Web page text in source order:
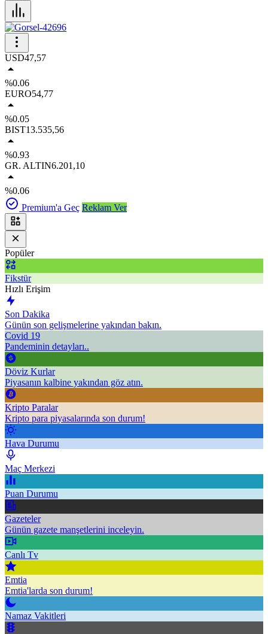
USD47,57
%0.06
EURO54,77
%0.05
BIST13.535,56
%0.93
GR. ALTIN6.201,10
%0.06
Premium'a Geç Reklam Ver
Popüler
Fikstür
Hızlı Erişim
Son Dakika
Günün son gelişmelerine yakından bakın.
Covid 19
Pandeminin detayları..
Döviz Kurlar
Piyasanın kalbine yakından göz atın.
Kripto Paralar
Kripto para piyasalarında son durum!
Hava Durumu
Maç Merkezi
Puan Durumu
Gazeteler
Günün gazete manşetlerini inceleyin.
Canlı Tv
Emtia
Emtia'larda son durum!
Namaz Vakitleri